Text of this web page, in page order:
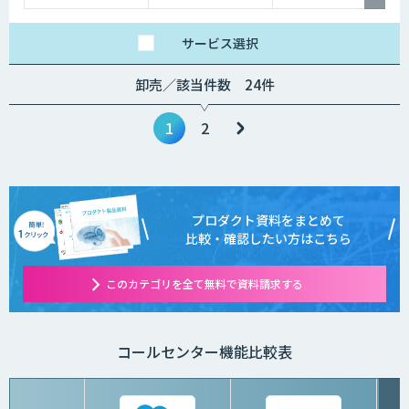
サービス選択
1 2
卸売／該当件数 24件
プロダクト資料をまとめて
比較・確認したい方はこちら
このカテゴリを全て無料で資料請求する
コールセンター機能比較表